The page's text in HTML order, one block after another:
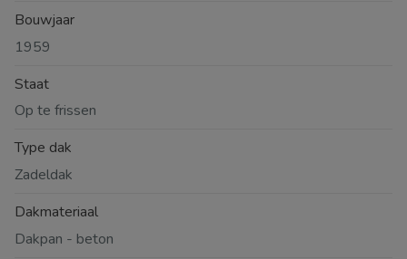
Bouwjaar
1959
Staat
Op te frissen
Type dak
Zadeldak
Dakmateriaal
Dakpan - beton